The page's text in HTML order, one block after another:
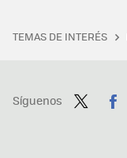
TEMAS DE INTERÉS
Síguenos